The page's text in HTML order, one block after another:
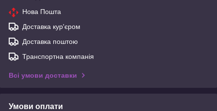
Нова Пошта
Доставка кур'єром
Доставка поштою
Транспортна компанія
Всі умови доставки
Умови оплати